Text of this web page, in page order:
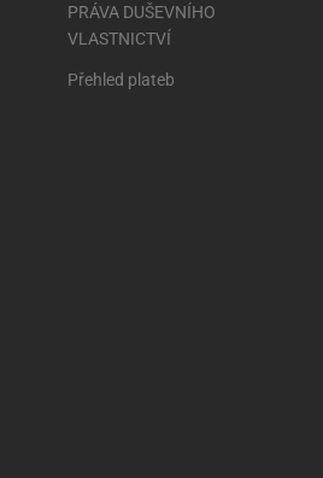
PRÁVA DUŠEVNÍHO
VLASTNICTVÍ
Přehled plateb